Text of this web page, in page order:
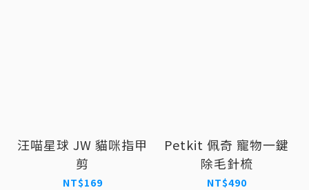
汪喵星球 JW 貓咪指甲
剪
NT$169
Petkit 佩奇 寵物一鍵
除毛針梳
NT$490